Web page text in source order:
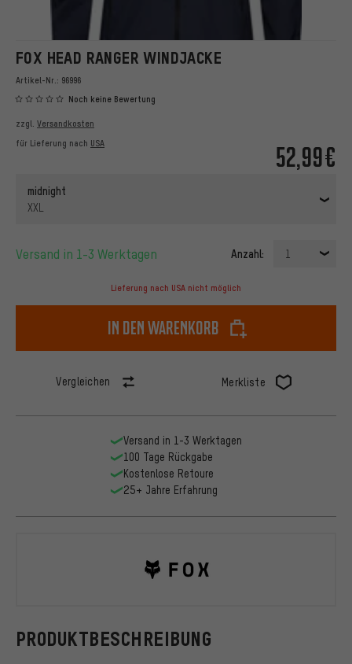
FOX HEAD RANGER WINDJACKE
Artikel-Nr.: 96996
Noch keine Bewertung
52,99€
zzgl. Versandkosten
für Lieferung nach USA
midnight
XXL
Versand in 1-3 Werktagen Anzahl: 1
Lieferung nach USA nicht möglich
In den Warenkorb
Vergleichen Merkliste
PRODUKTBESCHREIBUNG
Versand in 1-3 Werktagen
100 Tage Rückgabe
Kostenlose Retoure
25+ Jahre Erfahrung